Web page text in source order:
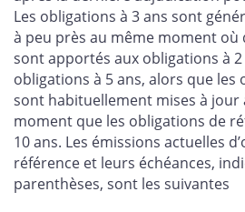
Les obligations à 3 ans sont
à peu près au même moment où
sont apportés aux obligations à
obligations à 5 ans, alors que les
sont habituellement mises à jour
moment que les obligations de
10 ans. Les émissions actuelles
référence et leurs échéances,
parenthèses, sont les suivantes